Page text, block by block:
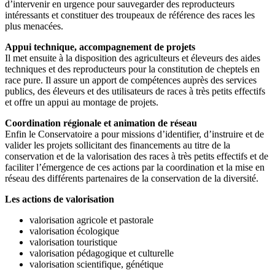
d’intervenir en urgence pour sauvegarder des reproducteurs
intéressants et constituer des troupeaux de référence des races les
plus menacées.
Appui technique, accompagnement de projets
Il met ensuite à la disposition des agriculteurs et éleveurs des aides
techniques et des reproducteurs pour la constitution de cheptels en
race pure. Il assure un apport de compétences auprès des services
publics, des éleveurs et des utilisateurs de races à très petits effectifs
et offre un appui au montage de projets.
Coordination régionale et animation de réseau
Enfin le Conservatoire a pour missions d’identifier, d’instruire et de
valider les projets sollicitant des financements au titre de la
conservation et de la valorisation des races à très petits effectifs et de
faciliter l’émergence de ces actions par la coordination et la mise en
réseau des différents partenaires de la conservation de la diversité.
Les actions de valorisation
valorisation agricole et pastorale
valorisation écologique
valorisation touristique
valorisation pédagogique et culturelle
valorisation scientifique, génétique